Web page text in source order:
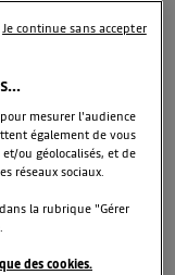
SUV
mesurer l'audience
également de vous
ou géolocalisés, et de
réseaux sociaux.
la rubrique "Gérer
des cookies.
Je continue sans accepter